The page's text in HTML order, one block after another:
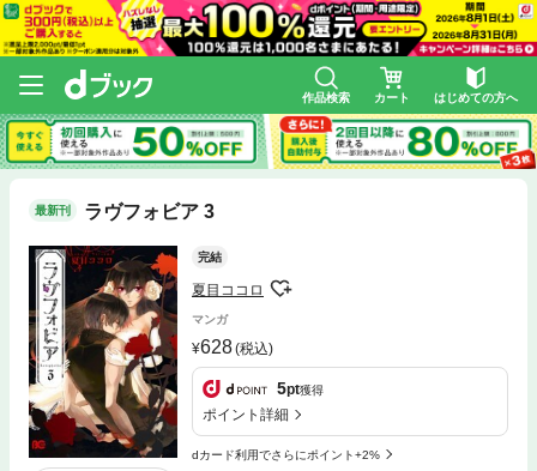
作品検索 カート はじめての方へ
最新刊 ラヴフォビア 3
完結
夏目ココロ
マンガ
628(税込)
5pt獲得
ポイント詳細
dカード利用でさらにポイント+2%